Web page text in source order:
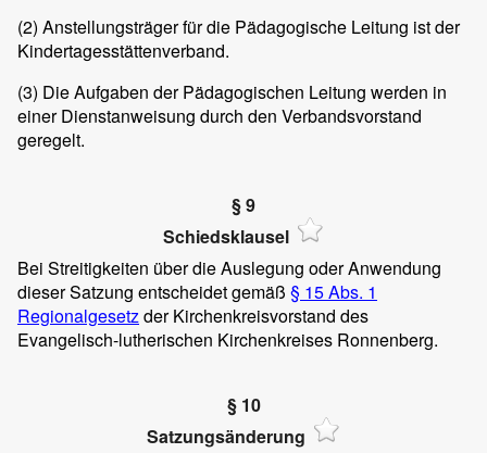
(2) Anstellungsträger für die Pädagogische Leitung ist der
Kindertagesstättenverband.
(3) Die Aufgaben der Pädagogischen Leitung werden in
einer Dienstanweisung durch den Verbandsvorstand
geregelt.
§ 9
Schiedsklausel
Bei Streitigkeiten über die Auslegung oder Anwendung
dieser Satzung entscheidet gemäß § 15 Abs. 1
Regionalgesetzder Kirchenkreisvorstand des
Evangelisch-lutherischen Kirchenkreises Ronnenberg.
§ 10
Satzungsänderung